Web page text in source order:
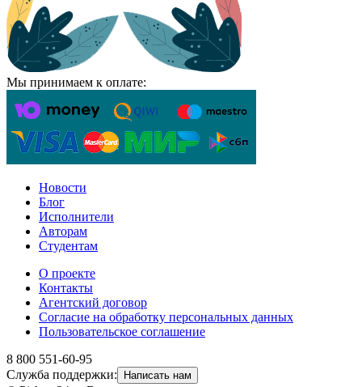
Мы принимаем к оплате:
Новости
Блог
Исполнители
Авторам
Студентам
О проекте
Контакты
Агентский договор
Согласие на обработку персональных данных
Пользовательское соглашение
8 800 551-60-95
Служба поддержки:
Написать нам